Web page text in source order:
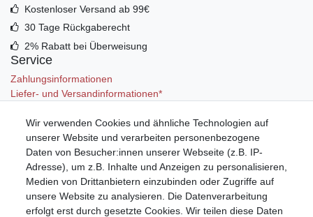
Kostenloser Versand ab 99€
30 Tage Rückgaberecht
2% Rabatt bei Überweisung
Service
Zahlungsinformationen
Liefer- und Versandinformationen*
Mein Konto
Registrieren
Anmelden (Login)
Warenkorb
Wir verwenden Cookies und ähnliche Technologien auf
unserer Website und verarbeiten personenbezogene
Daten von Besucher:innen unserer Webseite (z.B. IP-
Adresse), um z.B. Inhalte und Anzeigen zu personalisieren,
Medien von Drittanbietern einzubinden oder Zugriffe auf
unsere Website zu analysieren. Die Datenverarbeitung
erfolgt erst durch gesetzte Cookies. Wir teilen diese Daten